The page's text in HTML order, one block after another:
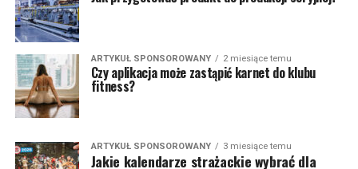
ARTYKUŁ SPONSOROWANY 2 miesiące temu
Czy aplikacja może zastąpić karnet do klubu
fitness?
ARTYKUŁ SPONSOROWANY 3 miesiące temu
Jakie kalendarze strażackie wybrać dla